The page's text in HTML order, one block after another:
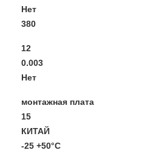
Нет
380
12
0.003
Нет
монтажная плата
15
КИТАЙ
-25 +50°C